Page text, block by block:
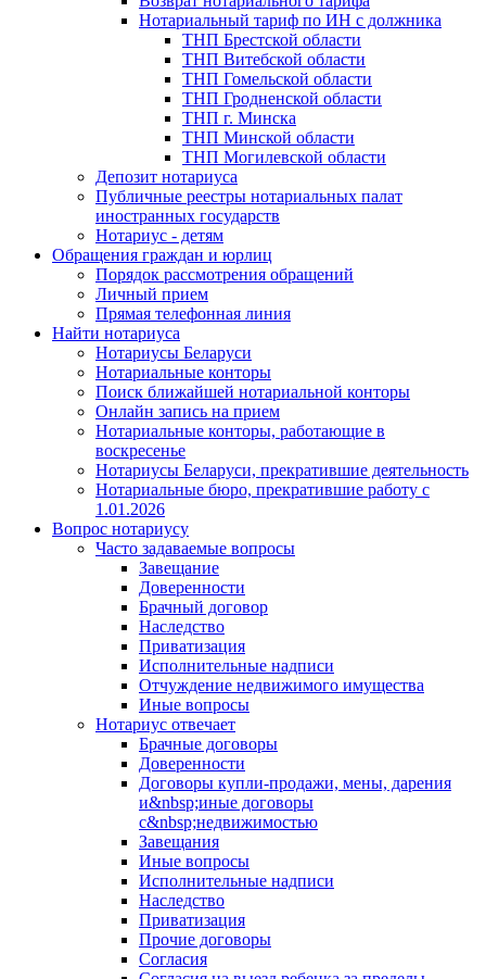
Нотариальный тариф по ИН с должника
ТНП Брестской области
ТНП Витебской области
ТНП Гомельской области
ТНП Гродненской области
ТНП г. Минска
ТНП Минской области
ТНП Могилевской области
Депозит нотариуса
Публичные реестры нотариальных палат
иностранных государств
Нотариус - детям
Обращения граждан и юрлиц
Порядок рассмотрения обращений
Личный прием
Прямая телефонная линия
Найти нотариуса
Нотариусы Беларуси
Нотариальные конторы
Поиск ближайшей нотариальной конторы
Онлайн запись на прием
Нотариальные конторы, работающие в
воскресенье
Нотариусы Беларуси, прекратившие деятельность
Нотариальные бюро, прекратившие работу с
1.01.2026
Вопрос нотариусу
Часто задаваемые вопросы
Завещание
Доверенности
Брачный договор
Наследство
Приватизация
Исполнительные надписи
Отчуждение недвижимого имущества
Иные вопросы
Нотариус отвечает
Брачные договоры
Доверенности
Договоры купли-продажи, мены, дарения
и&nbsp;иные договоры
с&nbsp;недвижимостью
Завещания
Иные вопросы
Исполнительные надписи
Наследство
Приватизация
Прочие договоры
Согласия